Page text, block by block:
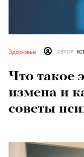
Здоровье АВТОР
Что такое
измена и
советы